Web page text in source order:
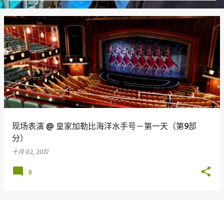
现场表演 @ 皇家加勒比海洋水手号－第一天（第9部
分）
十月 02, 2017
0